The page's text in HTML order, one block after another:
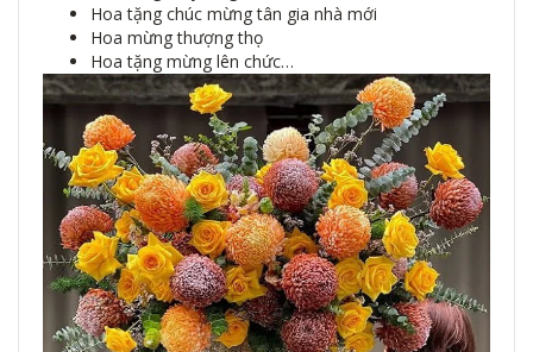
Hoa tặng chúc mừng tân gia nhà mới
Hoa mừng thượng thọ
Hoa tặng mừng lên chức…